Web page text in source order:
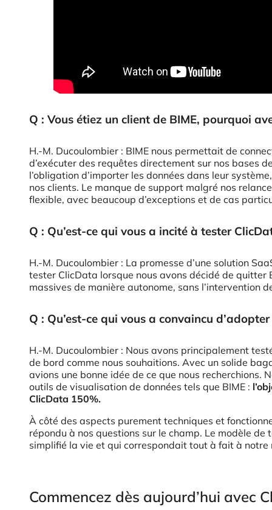
Q : Vous étiez un client de BIME, pourquoi
H.-M. Ducoulombier : BIME nous permettait de
d’exécuter des requêtes directement sur nos bases
l’obligation d’importer les données dans leur
nos clients. Le manque de support malgré nos
flexible, avec beaucoup d’exceptions et de cas
Q : Qu’est-ce qui vous a incité à tester
H.-M. Ducoulombier : La promesse d’une solution
tester ClicData lorsque nous avons décidé de quitter
massives de manière autonome, sans l’intervention
Q : Qu’est-ce qui vous a convaincu
H.-M. Ducoulombier : Nous avons principalement
de bord comme nous souhaitions. Avec un solide
avions une bonne idée de ce que nous
outils de visualisation de données tels que BIME :
ClicData 150%.
À côté des aspects purement techniques et
répondu à nos questions sur le champ. Le modèle
simplifié la vie et qui correspondait tout à fait à notre
Commencez dès aujourd’hui avec